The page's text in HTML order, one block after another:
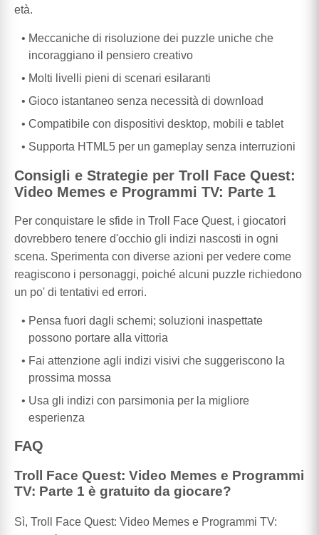
età.
Meccaniche di risoluzione dei puzzle uniche che
incoraggiano il pensiero creativo
Molti livelli pieni di scenari esilaranti
Gioco istantaneo senza necessità di download
Compatibile con dispositivi desktop, mobili e tablet
Supporta HTML5 per un gameplay senza interruzioni
Consigli e Strategie per Troll Face Quest:
Video Memes e Programmi TV: Parte 1
Per conquistare le sfide in Troll Face Quest, i giocatori
dovrebbero tenere d'occhio gli indizi nascosti in ogni
scena. Sperimenta con diverse azioni per vedere come
reagiscono i personaggi, poiché alcuni puzzle richiedono
un po' di tentativi ed errori.
Pensa fuori dagli schemi; soluzioni inaspettate
possono portare alla vittoria
Fai attenzione agli indizi visivi che suggeriscono la
prossima mossa
Usa gli indizi con parsimonia per la migliore
esperienza
FAQ
Troll Face Quest: Video Memes e Programmi
TV: Parte 1 è gratuito da giocare?
Sì, Troll Face Quest: Video Memes e Programmi TV: